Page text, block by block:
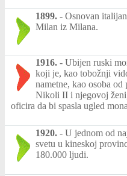
1899. - Osnovan
Milan iz Milana.
1916. - Ubijen ruski
koji je, kao tobožnji
nametne, kao osoba
Nikoli II i njegovoj
oficira da bi spasla ugled
1920. - U jednom od
svetu u kineskoj
180.000 ljudi.